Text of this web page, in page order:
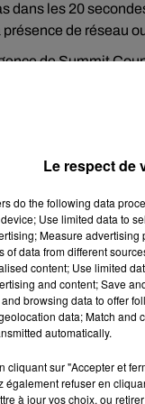
dans les 20
de réseau
de Summit
pourtant, aucun à
s'arrêter
des skieurs
proviennent
de ressources,
essentiellesdes
directrice d'un
qu’elle espérait
demandé aux
se heurte à un arbre
Le respect de
do the following data
Use limited data to
Measure
of data from different
content; Use limited
and content; Save
browsing data to offer
data; Match and
automatically.
cliquant sur "Accepter et
également refuser en
à jour vos choix, ou